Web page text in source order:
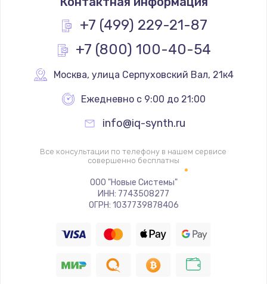
Заказать
Замена реле
Замена термопредохранителя
700 руб.
Заказать
Замена ТЭНа
2500 руб.
1400 руб.
+7 (499) 229-21-87
+7 (800) 100-40-54
Москва, улица Серпуховский Вал, 21к4
Ежедневно с 9:00 до 21:00
info@iq-synth.ru
Все консультации по телефону в нашем сервисе
совершенно бесплатны
ООО "Новые Системы"
ИНН: 7743508277
ОГРН: 1037739878406